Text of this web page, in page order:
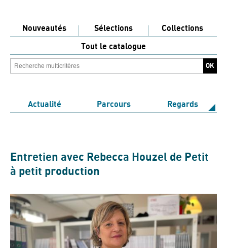
Nouveautés Sélections
Collections
Tout le catalogue
Actualité Parcours Regards
Entretien avec Rebecca Houzel de Petit
à petit production